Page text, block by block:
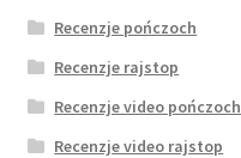
Recenzje pończoch
Recenzje rajstop
Recenzje video pończoch
Recenzje video rajstop